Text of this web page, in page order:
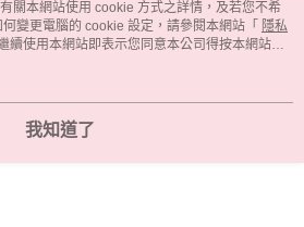
關本網站使用 cookie 方式之詳情，及若您不希
變更電腦的 cookie 設定，請參閱本網站「 隱私
續使用本網站即表示您同意本公司得按本網站使
。
我知道了